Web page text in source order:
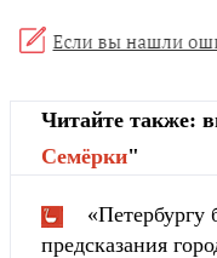
Читайте также:
Cемёрки"
предсказания